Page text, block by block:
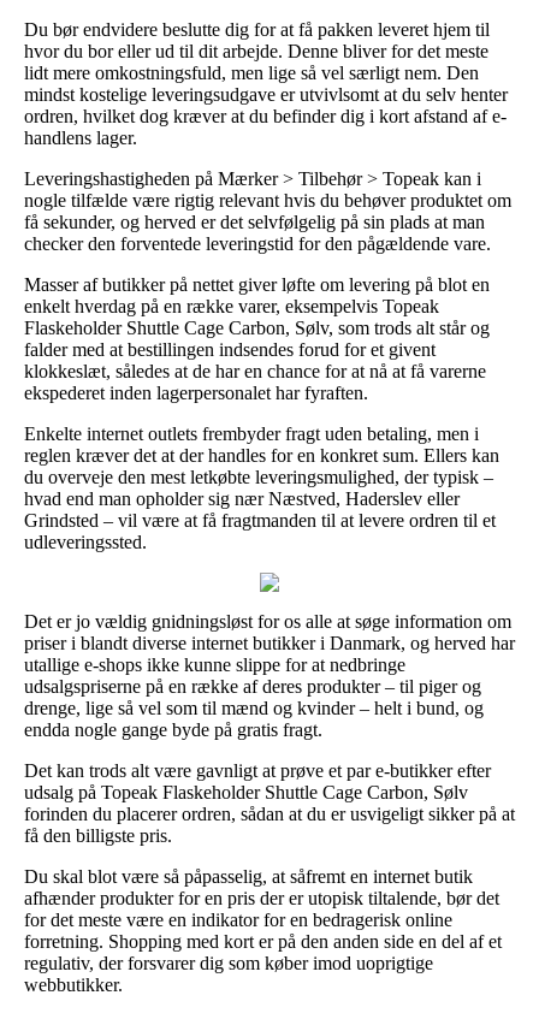
Du bør endvidere beslutte dig for at få pakken leveret hjem til
hvor du bor eller ud til dit arbejde. Denne bliver for det meste
lidt mere omkostningsfuld, men lige så vel særligt nem. Den
mindst kostelige leveringsudgave er utvivlsomt at du selv henter
ordren, hvilket dog kræver at du befinder dig i kort afstand af e-
handlens lager.
Leveringshastigheden på Mærker > Tilbehør > Topeak kan i
nogle tilfælde være rigtig relevant hvis du behøver produktet om
få sekunder, og herved er det selvfølgelig på sin plads at man
checker den forventede leveringstid for den pågældende vare.
Masser af butikker på nettet giver løfte om levering på blot en
enkelt hverdag på en række varer, eksempelvis Topeak
Flaskeholder Shuttle Cage Carbon, Sølv, som trods alt står og
falder med at bestillingen indsendes forud for et givent
klokkeslæt, således at de har en chance for at nå at få varerne
ekspederet inden lagerpersonalet har fyraften.
Enkelte internet outlets frembyder fragt uden betaling, men i
reglen kræver det at der handles for en konkret sum. Ellers kan
du overveje den mest letkøbte leveringsmulighed, der typisk –
hvad end man opholder sig nær Næstved, Haderslev eller
Grindsted – vil være at få fragtmanden til at levere ordren til et
udleveringssted.
Det er jo vældig gnidningsløst for os alle at søge information om
priser i blandt diverse internet butikker i Danmark, og herved har
utallige e-shops ikke kunne slippe for at nedbringe
udsalgspriserne på en række af deres produkter – til piger og
drenge, lige så vel som til mænd og kvinder – helt i bund, og
endda nogle gange byde på gratis fragt.
Det kan trods alt være gavnligt at prøve et par e-butikker efter
udsalg på Topeak Flaskeholder Shuttle Cage Carbon, Sølv
forinden du placerer ordren, sådan at du er usvigeligt sikker på at
få den billigste pris.
Du skal blot være så påpasselig, at såfremt en internet butik
afhænder produkter for en pris der er utopisk tiltalende, bør det
for det meste være en indikator for en bedragerisk online
forretning. Shopping med kort er på den anden side en del af et
regulativ, der forsvarer dig som køber imod uoprigtige
webbutikker.